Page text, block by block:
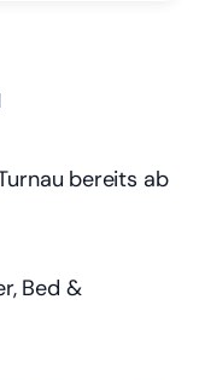
bereits ab
Bed &